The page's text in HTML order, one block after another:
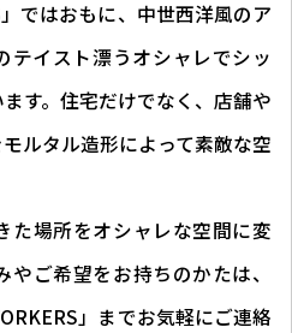
」ではおもに、中世西洋風のア
テイスト漂うオシャレでシッ
す。住宅だけでなく、店舗や
ルタル造形によって素敵な空
た場所をオシャレな空間に変
ご希望をお持ちのかたは、
」までお気軽にご連絡